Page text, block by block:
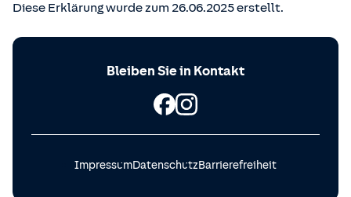
Diese Erklärung wurde zum 26.06.2025 erstellt.
Bleiben Sie in Kontakt
ImpressumDatenschutzBarrierefreiheit